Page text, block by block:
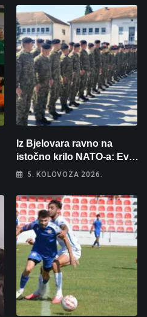
Iz Bjelovara ravno na
istočno krilo NATO-a: Evo
kamo odlazi 82 hrvatska
5. KOLOVOZA 2026.